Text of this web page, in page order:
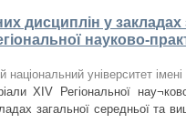
дисциплін у закладах
науково-
університет імені
ХІV Регіональної
загальної середньої та